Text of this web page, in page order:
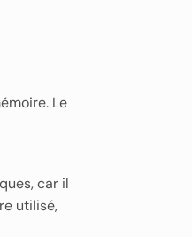
Le
car il
utilisé,